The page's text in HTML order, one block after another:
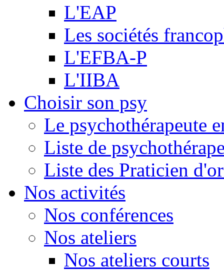
L'EAP
Les sociétés
L'EFBA-P
L'IIBA
Choisir son psy
Le psychothérapeute
Liste de
Liste des Praticien
Nos activités
Nos conférences
Nos ateliers
Nos ateliers courts